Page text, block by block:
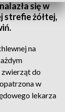
się w
strefie żółtej,
na
zwierząt do
w
lekarza